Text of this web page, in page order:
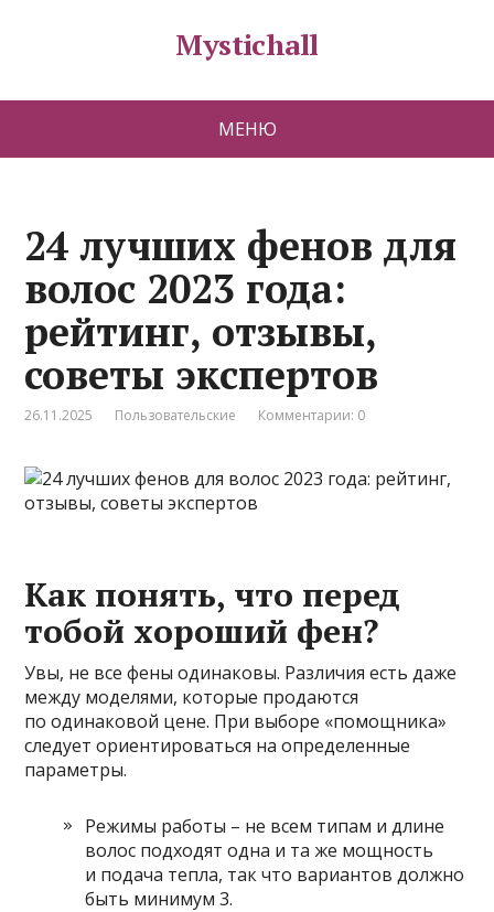
Mystichall
МЕНЮ
24 лучших фенов для
волос 2023 года:
рейтинг, отзывы,
советы экспертов
26.11.2025 Пользовательские Комментарии: 0
Как понять, что перед
тобой хороший фен?
Увы, не все фены одинаковы. Различия есть даже
между моделями, которые продаются
по одинаковой цене. При выборе «помощника»
следует ориентироваться на определенные
параметры.
Режимы работы – не всем типам и длине
волос подходят одна и та же мощность
и подача тепла, так что вариантов должно
быть минимум 3.